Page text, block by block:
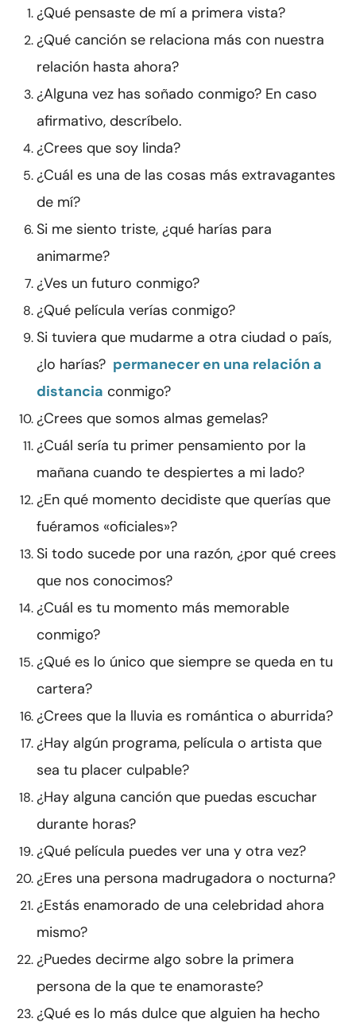
¿Qué pensaste de mí a primera vista?
¿Qué canción se relaciona más con nuestra
relación hasta ahora?
¿Alguna vez has soñado conmigo? En caso
afirmativo, descríbelo.
¿Crees que soy linda?
¿Cuál es una de las cosas más extravagantes
de mí?
Si me siento triste, ¿qué harías para
animarme?
¿Ves un futuro conmigo?
¿Qué película verías conmigo?
Si tuviera que mudarme a otra ciudad o país,
¿lo harías? permanecer en una relación a
distancia conmigo?
¿Crees que somos almas gemelas?
¿Cuál sería tu primer pensamiento por la
mañana cuando te despiertes a mi lado?
¿En qué momento decidiste que querías que
fuéramos «oficiales»?
Si todo sucede por una razón, ¿por qué crees
que nos conocimos?
¿Cuál es tu momento más memorable
conmigo?
¿Qué es lo único que siempre se queda en tu
cartera?
¿Crees que la lluvia es romántica o aburrida?
¿Hay algún programa, película o artista que
sea tu placer culpable?
¿Hay alguna canción que puedas escuchar
durante horas?
¿Qué película puedes ver una y otra vez?
¿Eres una persona madrugadora o nocturna?
¿Estás enamorado de una celebridad ahora
mismo?
¿Puedes decirme algo sobre la primera
persona de la que te enamoraste?
¿Qué es lo más dulce que alguien ha hecho